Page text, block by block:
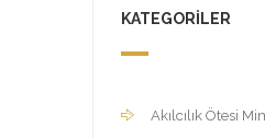
KATEGORILER
Akılcılık Ötesi